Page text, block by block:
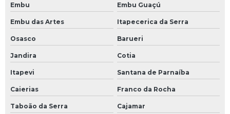
Embu Embu Guaçú
Embu das Artes Itapecerica da Serra
Osasco Barueri
Jandira Cotia
Itapevi Santana de Parnaíba
Caierias Franco da Rocha
Taboão da Serra Cajamar